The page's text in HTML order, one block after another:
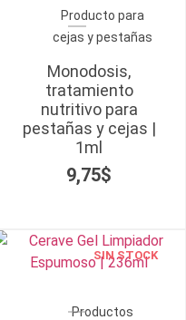
Producto para
cejas y pestañas
Monodosis,
tratamiento
nutritivo para
pestañas y cejas |
1ml
9,75$
SIN STOCK
Productos